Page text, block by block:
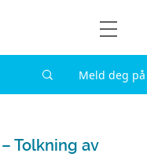
Meld deg på
Tolkning av